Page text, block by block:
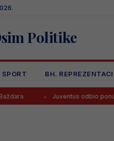
Politike
SPORT BH.
Juventus odbio ponudu za